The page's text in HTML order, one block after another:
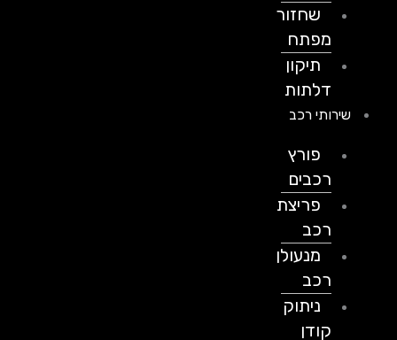
שחזור
מפתח
תיקון
דלתות
שירותי רכב
פורץ
רכבים
פריצת
מנעולן
ניתוק